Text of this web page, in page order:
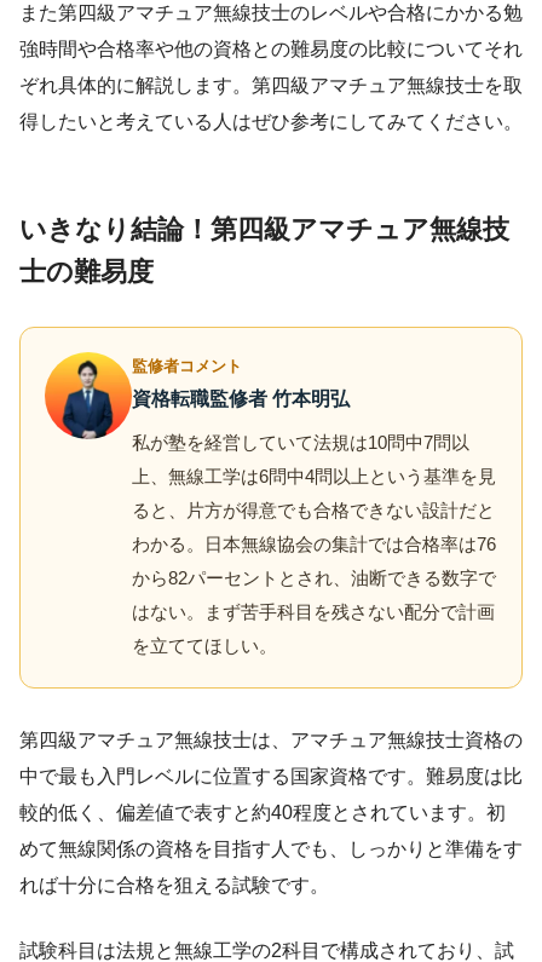
また第四級アマチュア無線技士のレベルや合格にかかる勉
強時間や合格率や他の資格との難易度の比較についてそれ
ぞれ具体的に解説します。第四級アマチュア無線技士を取
得したいと考えている人はぜひ参考にしてみてください。
いきなり結論！第四級アマチュア無線技
士の難易度
監修者コメント
資格転職監修者 竹本明弘
私が塾を経営していて法規は10問中7問以
上、無線工学は6問中4問以上という基準を見
ると、片方が得意でも合格できない設計だと
わかる。日本無線協会の集計では合格率は76
から82パーセントとされ、油断できる数字で
はない。まず苦手科目を残さない配分で計画
を立ててほしい。
第四級アマチュア無線技士は、アマチュア無線技士資格の
中で最も入門レベルに位置する国家資格です。難易度は比
較的低く、偏差値で表すと約40程度とされています。初
めて無線関係の資格を目指す人でも、しっかりと準備をす
れば十分に合格を狙える試験です。
試験科目は法規と無線工学の2科目で構成されており、試